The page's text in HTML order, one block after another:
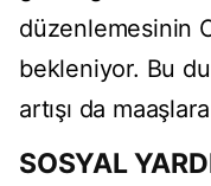
düzenlemesinin
bekleniyor. Bu
artışı da
SOSYAL